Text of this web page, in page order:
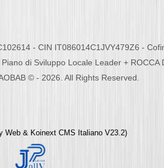
- CIN IT086014C1JVY479Z6 -
di Sviluppo Locale Leader + ROCCA
© - 2026. All Rights Reserved.
Web & Koinext CMS Italiano V23.2)